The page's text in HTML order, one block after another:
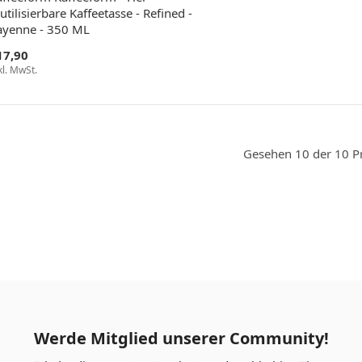
Kaffeetasse - Refined -
- 350 ML
MwSt.
Gesehen 10 der 10
Werde Mitglied unserer Community!